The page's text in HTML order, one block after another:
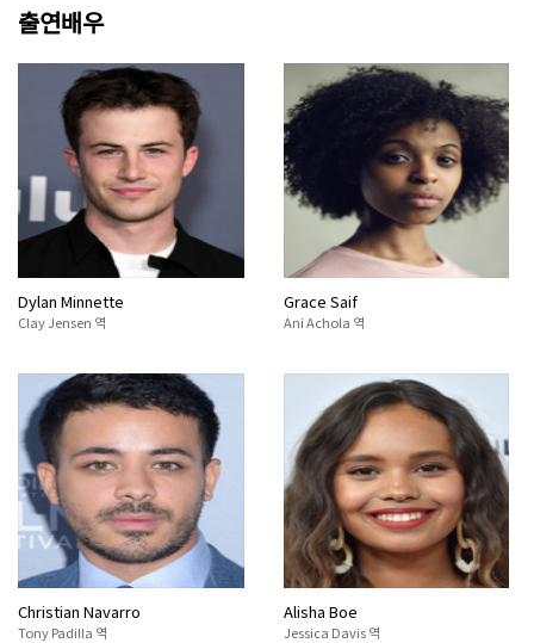
출연배우
Dylan Minnette
Clay Jensen 역
Grace Saif
Ani Achola 역
Christian Navarro
Tony Padilla 역
Alisha Boe
Jessica Davis 역